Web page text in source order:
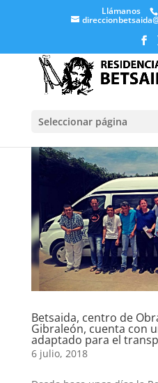
Llámanos
Seleccionar página
Betsaida, centro de
Gibraleón, cuenta con
adaptado para el
6 julio, 2018